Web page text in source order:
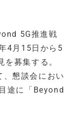
5G推進戦
4月15日から5
募集する。
懇談会におい
途に「Beyond